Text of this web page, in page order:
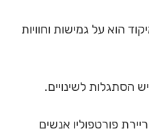
הוא על גמישות וחוויות
הסתגלות לשינויים.
פורטפוליו אנשים